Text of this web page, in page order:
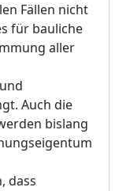
Fällen nicht
für bauliche
aller
Auch die
bislang
dass